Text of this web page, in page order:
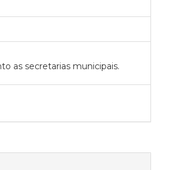
as secretarias municipais.